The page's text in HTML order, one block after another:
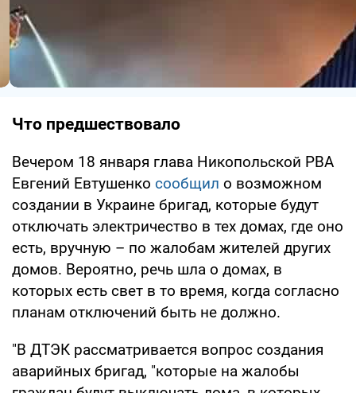
Что предшествовало
Вечером 18 января глава Никопольской РВА
Евгений Евтушенко сообщил о возможном
создании в Украине бригад, которые будут
отключать электричество в тех домах, где оно
есть, вручную – по жалобам жителей других
домов. Вероятно, речь шла о домах, в
которых есть свет в то время, когда согласно
планам отключений быть не должно.
"В ДТЭК рассматривается вопрос создания
аварийных бригад, "которые на жалобы